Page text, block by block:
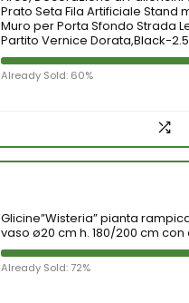
Prato Seta Fila Artificiale Stand
Muro per Porta Sfondo Strada
Partito Vernice Dorata,Black-
Already Sold: 60%
Glicine”Wisteria” pianta
vaso ø20 cm h. 180/200 cm con
Already Sold: 72%